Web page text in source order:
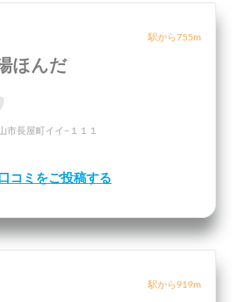
駅から755m
ほんだ
市長屋町イイ−１１１
口コミをご投稿する
駅から919m